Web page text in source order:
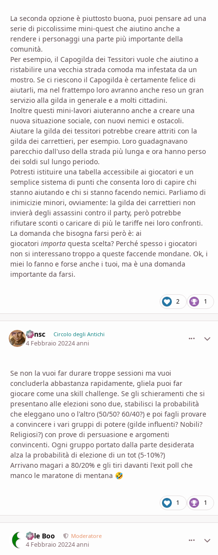
La seconda opzione è piuttosto buona, puoi pensare ad una
serie di piccolissime mini-quest che aiutino anche a
rendere i personaggi una parte più importante della
comunità.
Per esempio, il Capogilda dei Tessitori vuole che aiutino a
ristabilire una vecchia strada comoda ma infestata da un
mostro. Se ci riescono il Capogilda è certamente felice di
aiutarli, ma nel frattempo loro avranno anche reso un gran
servizio alla gilda in generale e a molti cittadini.
Inoltre questi mini-lavori aiuteranno anche a creare una
nuova situazione sociale, con nuovi nemici e ostacoli.
Aiutare la gilda dei tessitori potrebbe creare attriti con la
gilda dei carrettieri, per esempio. Loro guadagnavano
parecchio dall'uso della strada più lunga e ora hanno perso
dei soldi sul lungo periodo.
Potresti istituire una tabella accessibile ai giocatori e un
semplice sistema di punti che consenta loro di capire chi
stanno aiutando e chi si stanno facendo nemici. Parliamo di
inimicizie minori, ovviamente: la gilda dei carrettieri non
invierà degli assassini contro il party, però potrebbe
rifiutare sconti o caricare di più le tariffe nei loro confronti.
La domanda che bisogna farsi però è: ai
giocatori importa questa scelta? Perché spesso i giocatori
non si interessano troppo a queste faccende mondane. Ok, i
miei lo fanno e forse anche i tuoi, ma è una domanda
importante da farsi.
2 1
Minsc Circolo degli Antichi
4 Febbraio 20224 anni
Se non la vuoi far durare troppe sessioni ma vuoi
concluderla abbastanza rapidamente, gliela puoi far
giocare come una skill challenge. Se gli schieramenti che si
presentano alle elezioni sono due, stabilisci la probabilità
che eleggano uno o l'altro (50/50? 60/40?) e poi fagli provare
a convincere i vari gruppi di potere (gilde influenti? Nobili?
Religiosi?) con prove di persuasione e argomenti
convincenti. Ogni gruppo portato dalla parte desiderata
alza la probabilità di elezione di un tot (5-10%?)
Arrivano magari a 80/20% e gli tiri davanti l'exit poll che
manco le maratone di mentana 🤣
1 1
Bille Boo Moderatore
4 Febbraio 20224 anni